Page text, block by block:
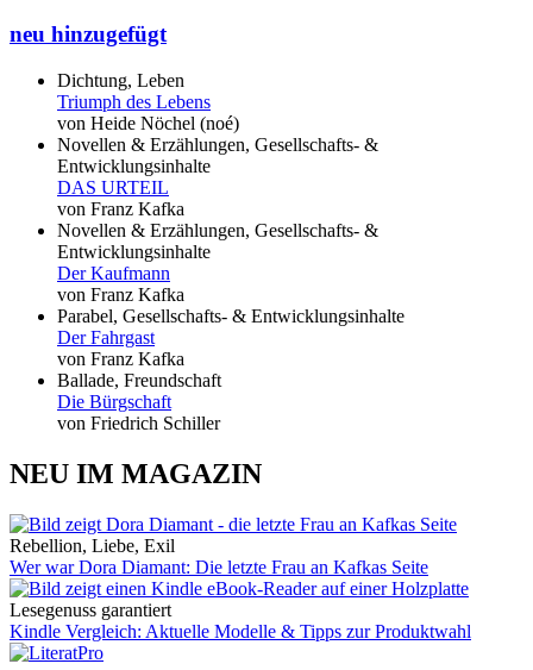
neu hinzugefügt
Dichtung, Leben
Triumph des Lebens
von Heide Nöchel (noé)
Novellen & Erzählungen, Gesellschafts- &
Entwicklungsinhalte
DAS URTEIL
von Franz Kafka
Novellen & Erzählungen, Gesellschafts- &
Entwicklungsinhalte
Der Kaufmann
von Franz Kafka
Parabel, Gesellschafts- & Entwicklungsinhalte
Der Fahrgast
von Franz Kafka
Ballade, Freundschaft
Die Bürgschaft
von Friedrich Schiller
NEU IM MAGAZIN
Rebellion, Liebe, Exil
Wer war Dora Diamant: Die letzte Frau an Kafkas Seite
Lesegenuss garantiert
Kindle Vergleich: Aktuelle Modelle & Tipps zur Produktwahl